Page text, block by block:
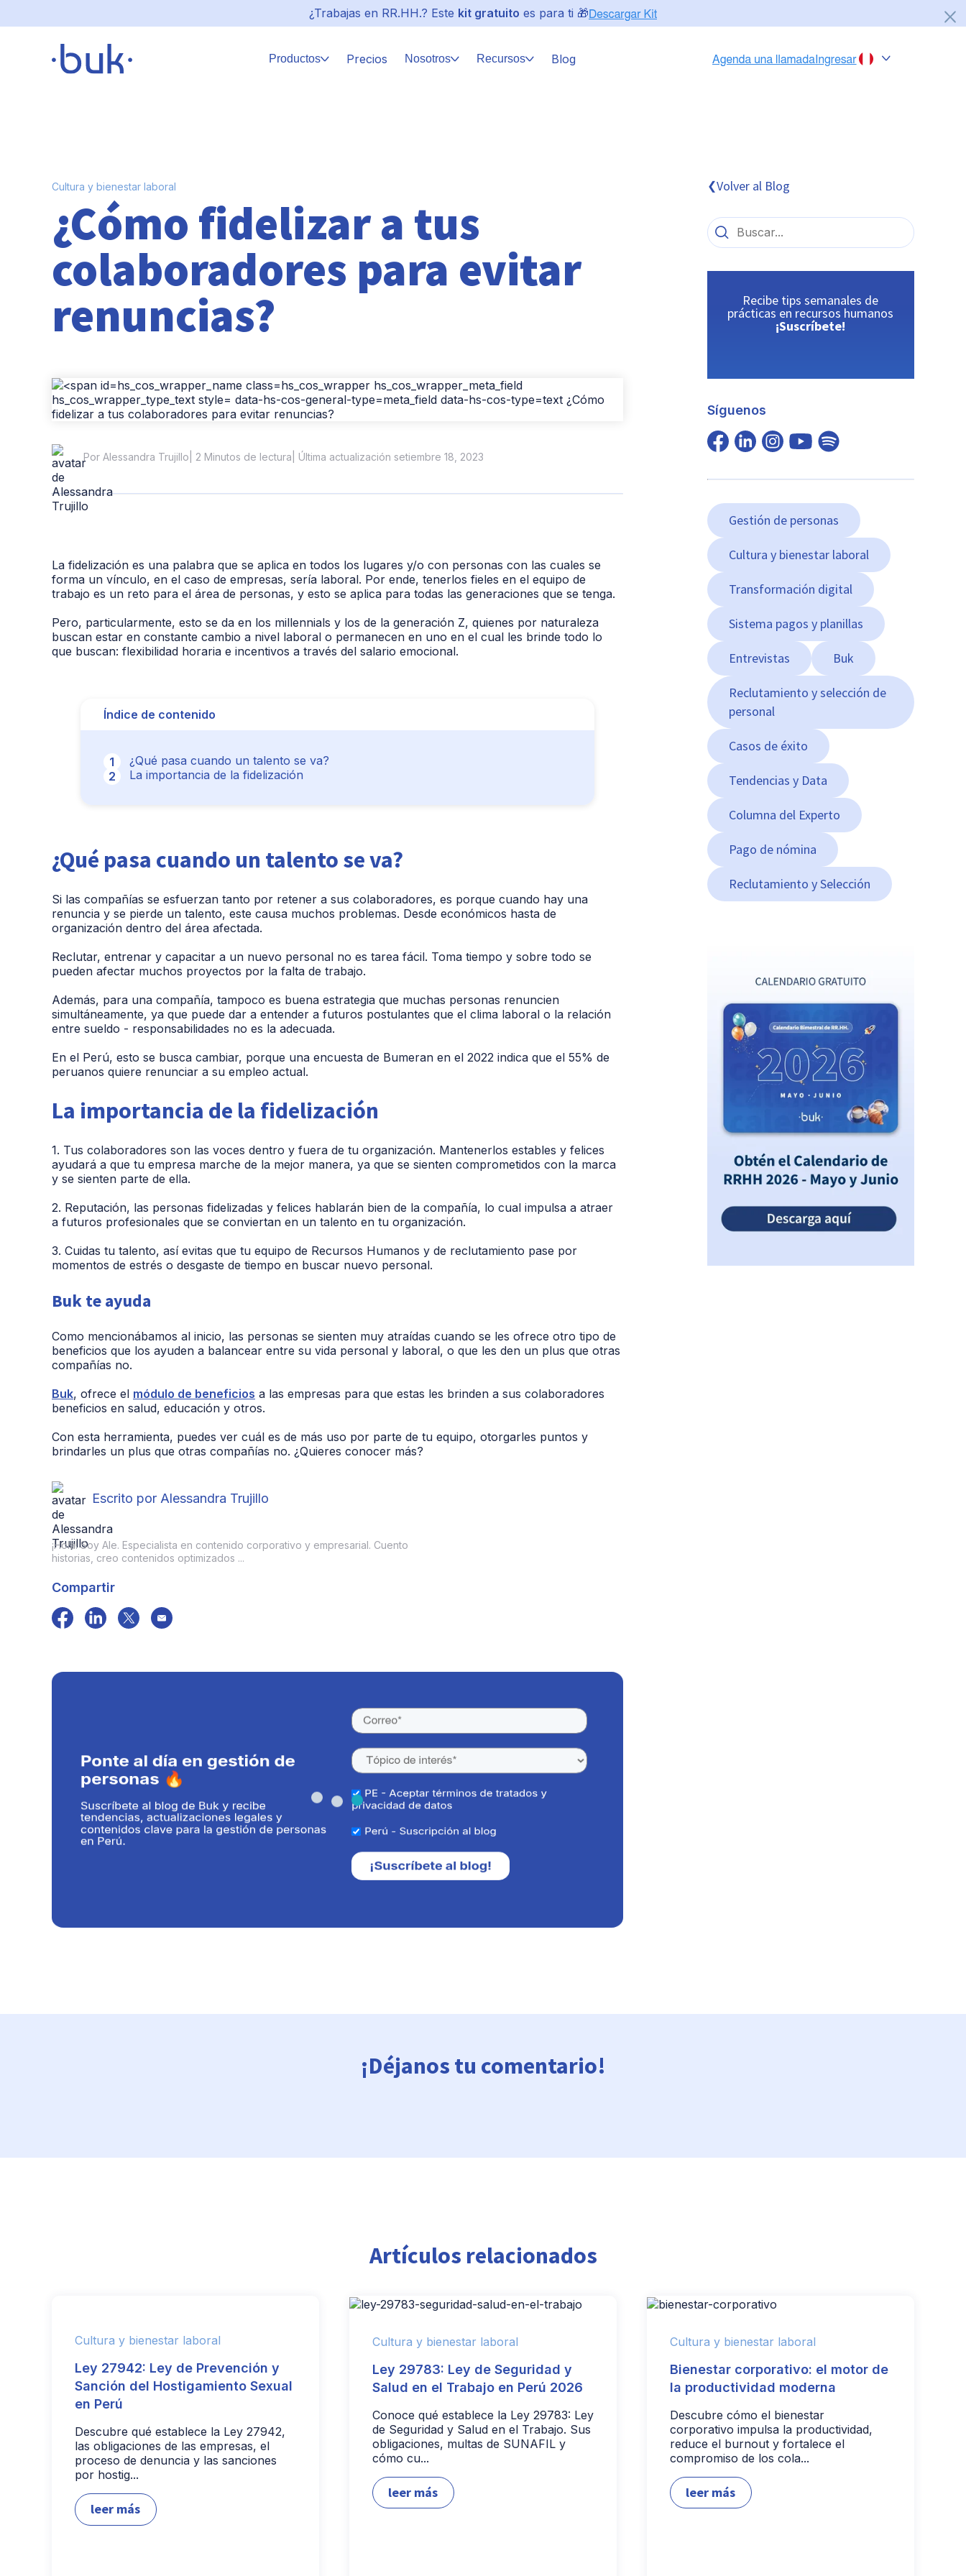
¿Trabajas en RR.HH.? Este kit gratuito es para ti 🎁
Productos Precios Nosotros Recursos Blog
México
Cultura y bienestar laboral
¿Cómo fidelizar a tus
colaboradores para evitar
renuncias?
Por Alessandra Trujillo | 2 Minutos de lectura | Última actualización setiembre 18, 2023
La fidelización es una palabra que se aplica en todos los lugares y/o con personas con las cuales se
forma un vínculo, en el caso de empresas, sería laboral. Por ende, tenerlos fieles en el equipo de
trabajo es un reto para el área de personas, y esto se aplica para todas las generaciones que se tenga.
Pero, particularmente, esto se da en los millennials y los de la generación Z, quienes por naturaleza
buscan estar en constante cambio a nivel laboral o permanecen en uno en el cual les brinde todo lo
que buscan: flexibilidad horaria e incentivos a través del salario emocional.
Índice de contenido
¿Qué pasa cuando un talento se va?
La importancia de la fidelización
¿Qué pasa cuando un talento se va?
Si las compañías se esfuerzan tanto por retener a sus colaboradores, es porque cuando hay una
renuncia y se pierde un talento, este causa muchos problemas. Desde económicos hasta de
organización dentro del área afectada.
Reclutar, entrenar y capacitar a un nuevo personal no es tarea fácil. Toma tiempo y sobre todo se
pueden afectar muchos proyectos por la falta de trabajo.
Además, para una compañía, tampoco es buena estrategia que muchas personas renuncien
simultáneamente, ya que puede dar a entender a futuros postulantes que el clima laboral o la relación
entre sueldo - responsabilidades no es la adecuada.
En el Perú, esto se busca cambiar, porque una encuesta de Bumeran en el 2022 indica que el 55% de
peruanos quiere renunciar a su empleo actual.
La importancia de la fidelización
1. Tus colaboradores son las voces dentro y fuera de tu organización. Mantenerlos estables y felices
ayudará a que tu empresa marche de la mejor manera, ya que se sienten comprometidos con la marca
y se sienten parte de ella.
2. Reputación, las personas fidelizadas y felices hablarán bien de la compañía, lo cual impulsa a atraer
a futuros profesionales que se conviertan en un talento en tu organización.
3. Cuidas tu talento, así evitas que tu equipo de Recursos Humanos y de reclutamiento pase por
momentos de estrés o desgaste de tiempo en buscar nuevo personal.
Buk te ayuda
Como mencionábamos al inicio, las personas se sienten muy atraídas cuando se les ofrece otro tipo de
beneficios que los ayuden a balancear entre su vida personal y laboral, o que les den un plus que otras
compañías no.
Buk, ofrece el módulo de beneficios a las empresas para que estas les brinden a sus colaboradores
beneficios en salud, educación y otros.
Con esta herramienta, puedes ver cuál es de más uso por parte de tu equipo, otorgarles puntos y
brindarles un plus que otras compañías no. ¿Quieres conocer más?
Escrito por Alessandra Trujillo
¡Hola! Soy Ale. Especialista en contenido corporativo y empresarial. Cuento
historias, creo contenidos optimizados ...
Compartir
❮Volver al Blog
Recibe tips semanales de
prácticas en recursos humanos
¡Suscríbete!
Síguenos
Gestión de personas
Cultura y bienestar laboral
Transformación digital
Sistema pagos y planillas
Entrevistas Buk
Reclutamiento y selección de
personal
Casos de éxito
Tendencias y Data
Columna del Experto
Pago de nómina
Reclutamiento y Selección
¡Déjanos tu comentario!
Artículos relacionados
Cultura y bienestar laboral
Ley 27942: Ley de Prevención y
Sanción del Hostigamiento Sexual
en Perú
Descubre qué establece la Ley 27942,
las obligaciones de las empresas, el
proceso de denuncia y las sanciones
por hostig...
leer más
Cultura y bienestar laboral
Ley 29783: Ley de Seguridad y
Salud en el Trabajo en Perú 2026
Conoce qué establece la Ley 29783: Ley
de Seguridad y Salud en el Trabajo. Sus
obligaciones, multas de SUNAFIL y
cómo cu...
leer más
Cultura y bienestar laboral
Bienestar corporativo: el motor de
la productividad moderna
Descubre cómo el bienestar
corporativo impulsa la productividad,
reduce el burnout y fortalece el
compromiso de los cola...
leer más